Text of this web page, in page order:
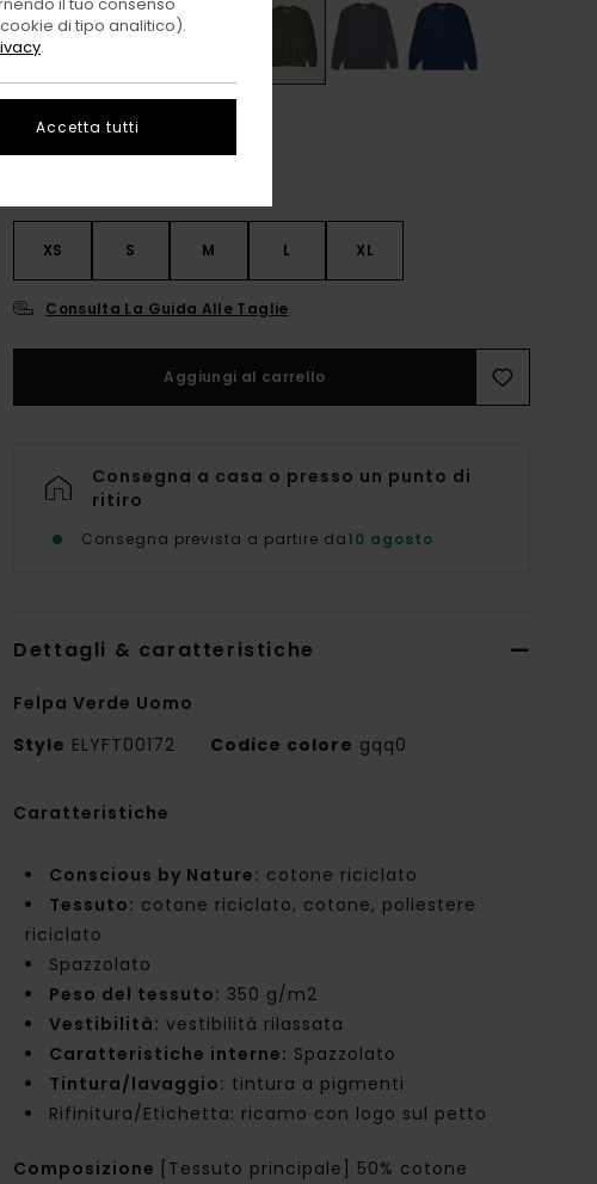
XS S M L XL
Consulta La Guida Alle Taglie
Aggiungi al carrello
Consegna a casa o presso un punto di
ritiro
Consegna prevista a partire da10 agosto
Dettagli & caratteristiche
Felpa Verde Uomo
Style ELYFT00172 Codice colore gqq0
Caratteristiche
Conscious by Nature: cotone riciclato
Tessuto: cotone riciclato, cotone, poliestere
riciclato
Spazzolato
Peso del tessuto: 350 g/m2
Vestibilità: vestibilità rilassata
Caratteristiche interne: Spazzolato
Tintura/lavaggio: tintura a pigmenti
Rifinitura/Etichetta: ricamo con logo sul petto
Composizione [Tessuto principale] 50% cotone
di tipo analitico).
.
Accetta tutti